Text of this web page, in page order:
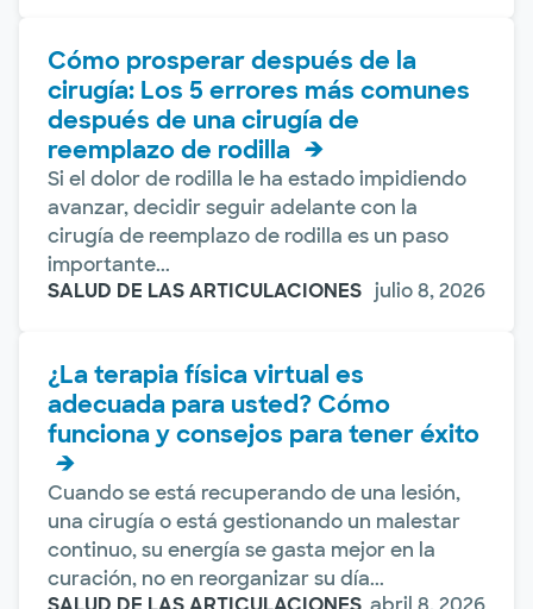
Cómo prosperar después de la
cirugía: Los 5 errores más comunes
después de una cirugía de
reemplazo de rodilla
Si el dolor de rodilla le ha estado impidiendo
avanzar, decidir seguir adelante con la
cirugía de reemplazo de rodilla es un paso
importante...
SALUD DE LAS ARTICULACIONES julio 8, 2026
¿La terapia física virtual es
adecuada para usted? Cómo
funciona y consejos para tener éxito
Cuando se está recuperando de una lesión,
una cirugía o está gestionando un malestar
continuo, su energía se gasta mejor en la
curación, no en reorganizar su día...